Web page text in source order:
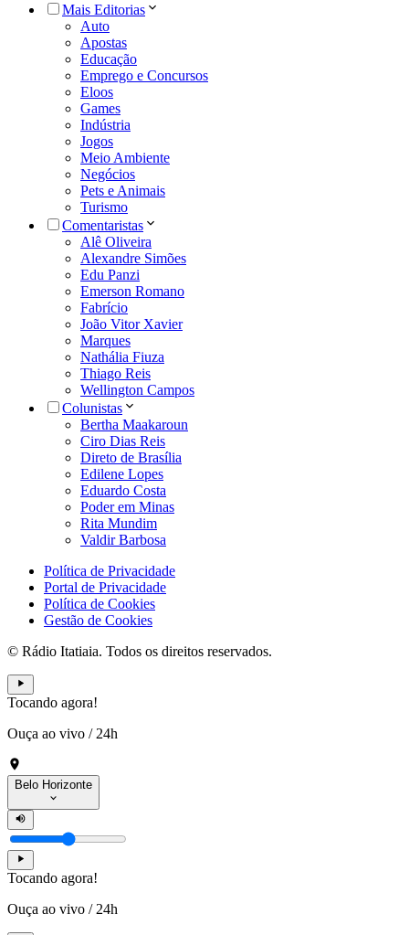
Mais Editorias
Auto
Apostas
Educação
Emprego e Concursos
Eloos
Games
Indústria
Jogos
Meio Ambiente
Negócios
Pets e Animais
Turismo
Comentaristas
Alê Oliveira
Alexandre Simões
Edu Panzi
Emerson Romano
Fabrício
João Vitor Xavier
Marques
Nathália Fiuza
Thiago Reis
Wellington Campos
Colunistas
Bertha Maakaroun
Ciro Dias Reis
Direto de Brasília
Edilene Lopes
Eduardo Costa
Poder em Minas
Rita Mundim
Valdir Barbosa
Política de Privacidade
Portal de Privacidade
Política de Cookies
Gestão de Cookies
© Rádio Itatiaia. Todos os direitos reservados.
Tocando agora!
Ouça ao vivo / 24h
Belo Horizonte
Tocando agora!
Ouça ao vivo / 24h